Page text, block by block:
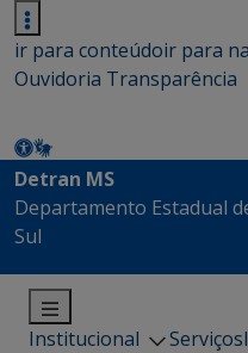
ir para conteúdoir para
Ouvidoria Transparência
Detran MS
Departamento Estadual
Sul
Institucional Serviços